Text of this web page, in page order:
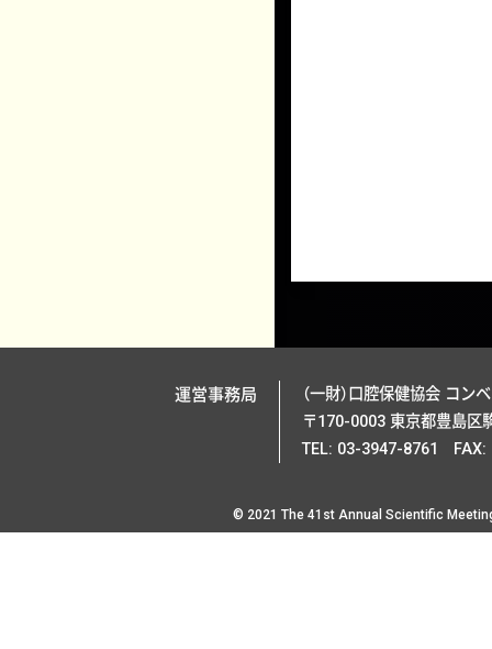
運営事務局
（一財）口腔保健協会 コン
〒170-0003 東京都豊島区
TEL: 03-3947-8761 FAX:
© 2021 The 41st Annual Scientific